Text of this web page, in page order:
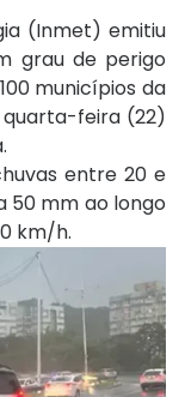
(Inmet) emitiu
grau de perigo
municípios da
quarta-feira (22)
entre 20 e
50 mm ao longo
km/h.